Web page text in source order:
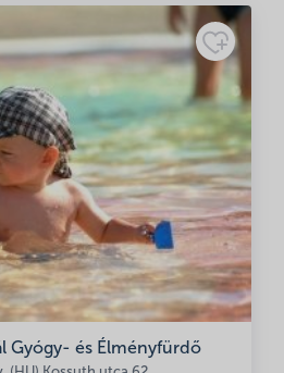
Gyógy- és Élményfürdő